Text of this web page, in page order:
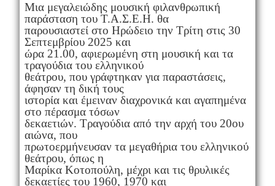
Μια μεγαλειώδης μουσική φιλανθρωπική
παράσταση του Τ.Α.Σ.Ε.Η. θα
παρουσιαστεί στο Ηρώδειο την Τρίτη στις 30
Σεπτεμβρίου 2025 και
ώρα 21.00, αφιερωμένη στη μουσική και τα
τραγούδια του ελληνικού
θεάτρου, που γράφτηκαν για παραστάσεις,
άφησαν τη δική τους
ιστορία και έμειναν διαχρονικά και αγαπημένα
στο πέρασμα τόσων
δεκαετιών. Τραγούδια από την αρχή του 20ου
αιώνα, που
πρωτοερμήνευσαν τα μεγαθήρια του ελληνικού
θεάτρου, όπως η
Μαρίκα Κοτοπούλη, μέχρι και τις θρυλικές
δεκαετίες του 1960, 1970 και